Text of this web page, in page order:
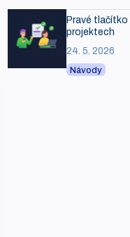
Pravé tlačítko
projektech
24. 5. 2026
Návody